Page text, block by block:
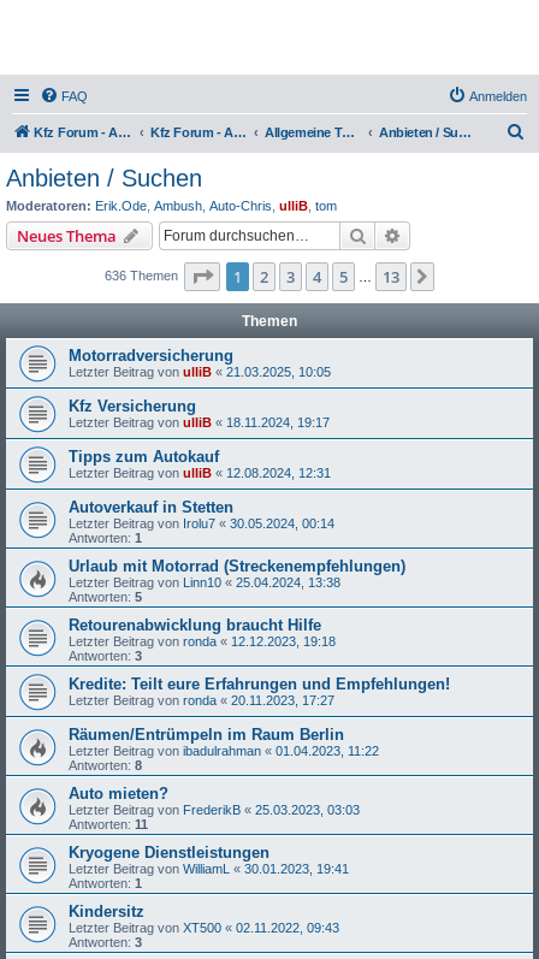
FAQ Anmelden
Kfz Forum - Auto, Motorrad und LKW Kfz Forum - Auto, Motorrad und LKW Allgemeine Themen rund ums Kfz Anbieten / Suchen
Anbieten / Suchen
Moderatoren: Erik.Ode Ambush Auto-Chris ulliB tom
Neues Thema Suche
636 Themen Seite 1von 13
1 2 3 4 5 13
Themen
Motorradversicherung
Letzter Beitrag von ulliB « 21.03.2025, 10:05
Kfz Versicherung
Letzter Beitrag von ulliB « 18.11.2024, 19:17
Tipps zum Autokauf
Letzter Beitrag von ulliB « 12.08.2024, 12:31
Autoverkauf in Stetten
Letzter Beitrag von Irolu7 « 30.05.2024, 00:14
Antworten: 1
Urlaub mit Motorrad (Streckenempfehlungen)
Letzter Beitrag von Linn10 « 25.04.2024, 13:38
Antworten: 5
Retourenabwicklung braucht Hilfe
Letzter Beitrag von ronda « 12.12.2023, 19:18
Antworten: 3
Kredite: Teilt eure Erfahrungen und Empfehlungen!
Letzter Beitrag von ronda « 20.11.2023, 17:27
Räumen/Entrümpeln im Raum Berlin
Letzter Beitrag von ibadulrahman « 01.04.2023, 11:22
Antworten: 8
Auto mieten?
Letzter Beitrag von FrederikB « 25.03.2023, 03:03
Antworten: 11
Kryogene Dienstleistungen
Letzter Beitrag von WilliamL « 30.01.2023, 19:41
Antworten: 1
Kindersitz
Letzter Beitrag von XT500 « 02.11.2022, 09:43
Antworten: 3